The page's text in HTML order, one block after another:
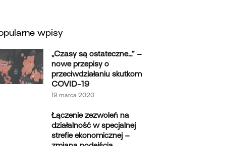
wpisy
„Czasy są ostateczne…” –
nowe przepisy o
przeciwdziałaniu skutkom
COVID-19
19 marca 2020
Łączenie zezwoleń na
działalność w specjalnej
strefie ekonomicznej –